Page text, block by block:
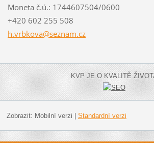
Moneta č.ú.: 1744607504/0600
+420 602 255 508
h.vrbkova@seznam.cz
KVP JE O KVALITĚ
Zobrazit: Mobilní verzi Standardní verzi